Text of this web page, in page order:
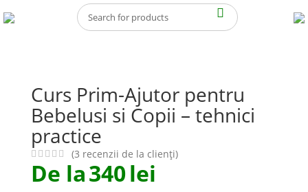
Curs Prim-Ajutor pentru
Bebelusi si Copii – tehnici
practice
(3 recenzii de la clienți)
De la340lei
De 16 ani, peste 70.000 de mame ne-au ales cu încredere.